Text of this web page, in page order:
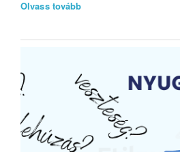
Olvass tovább